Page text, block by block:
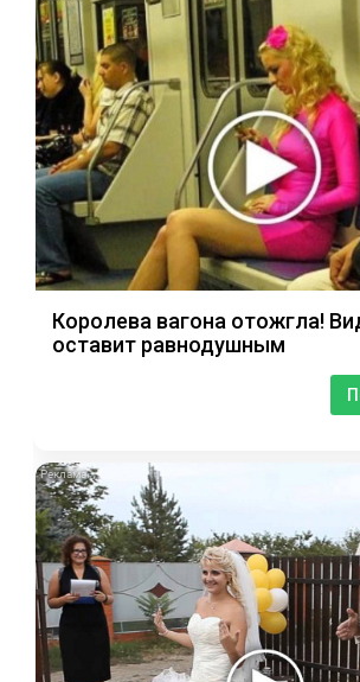
Королева вагона отожгла!
оставит равнодушным